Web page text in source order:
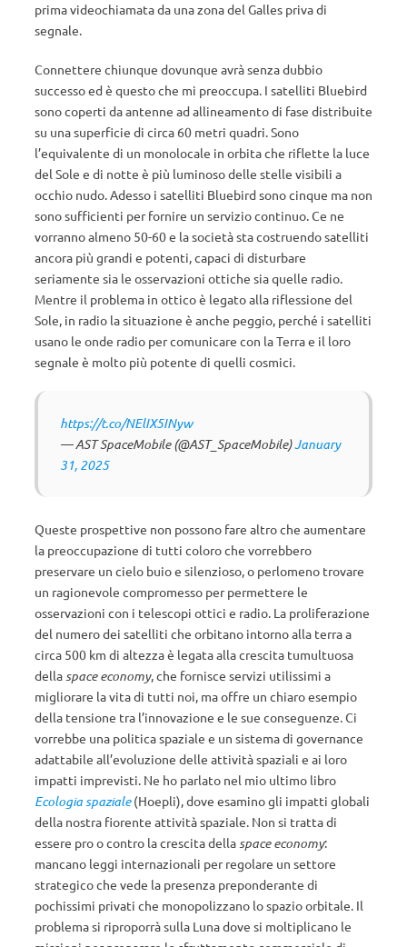
prima videochiamata da una zona del Galles priva di
segnale.
Connettere chiunque dovunque avrà senza dubbio
successo ed è questo che mi preoccupa. I satelliti Bluebird
sono coperti da antenne ad allineamento di fase distribuite
su una superficie di circa 60 metri quadri. Sono
l’equivalente di un monolocale in orbita che riflette la luce
del Sole e di notte è più luminoso delle stelle visibili a
occhio nudo. Adesso i satelliti Bluebird sono cinque ma non
sono sufficienti per fornire un servizio continuo. Ce ne
vorranno almeno 50-60 e la società sta costruendo satelliti
ancora più grandi e potenti, capaci di disturbare
seriamente sia le osservazioni ottiche sia quelle radio.
Mentre il problema in ottico è legato alla riflessione del
Sole, in radio la situazione è anche peggio, perché i satelliti
usano le onde radio per comunicare con la Terra e il loro
segnale è molto più potente di quelli cosmici.
https://t.co/NElIX5INyw
— AST SpaceMobile (@AST_SpaceMobile)January
31, 2025
Queste prospettive non possono fare altro che aumentare
la preoccupazione di tutti coloro che vorrebbero
preservare un cielo buio e silenzioso, o perlomeno trovare
un ragionevole compromesso per permettere le
osservazioni con i telescopi ottici e radio. La proliferazione
del numero dei satelliti che orbitano intorno alla terra a
circa 500 km di altezza è legata alla crescita tumultuosa
dellaspace economy, che fornisce servizi utilissimi a
migliorare la vita di tutti noi, ma offre un chiaro esempio
della tensione tra l’innovazione e le sue conseguenze. Ci
vorrebbe una politica spaziale e un sistema di governance
adattabile all’evoluzione delle attività spaziali e ai loro
impatti imprevisti. Ne ho parlato nel mio ultimo libro
Ecologia spaziale(Hoepli), dove esamino gli impatti globali
della nostra fiorente attività spaziale. Non si tratta di
essere pro o contro la crescita dellaspace economy:
mancano leggi internazionali per regolare un settore
strategico che vede la presenza preponderante di
pochissimi privati che monopolizzano lo spazio orbitale. Il
problema si riproporrà sulla Luna dove si moltiplicano le